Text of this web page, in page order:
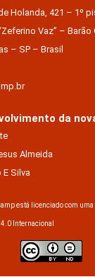
Holanda, 421 – 1º
Vaz” – Barão
– SP – Brasil
da
Almeida
E Silva
está licenciado com
Internacional